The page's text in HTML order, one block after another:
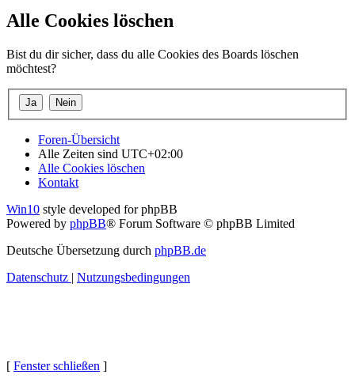
Alle Cookies löschen
Bist du dir sicher, dass du alle Cookies des Boards löschen
möchtest?
Foren-Übersicht
Alle Zeiten sind UTC+02:00
Alle Cookies löschen
Kontakt
Win10 style developed for phpBB
Powered by phpBB® Forum Software © phpBB Limited
Deutsche Übersetzung durch phpBB.de
Datenschutz | Nutzungsbedingungen
[ Fenster schließen ]